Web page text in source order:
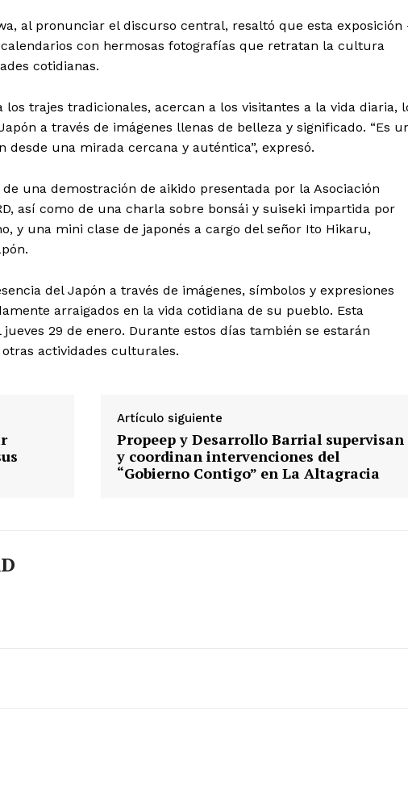
Día de Leyendas
al pronunciar el discurso central, resaltó que esta exposición
con hermosas fotografías que retratan la cultura
cotidianas.
trajes tradicionales, acercan a los visitantes a la vida diaria,
a través de imágenes llenas de belleza y significado. “Es
una mirada cercana y auténtica”, expresó.
una demostración de aikido presentada por la Asociación
así como de una charla sobre bonsái y suiseki impartida por
y una mini clase de japonés a cargo del señor Ito Hikaru,
del Japón a través de imágenes, símbolos y expresiones
arraigados en la vida cotidiana de su pueblo. Esta
29 de enero. Durante estos días también se estarán
actividades culturales.
Artículo siguiente
Propeep y Desarrollo Barrial supervisan
y coordinan intervenciones del
“Gobierno Contigo” en La Altagracia